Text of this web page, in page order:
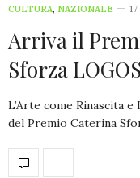
CULTURA, NAZIONALE
Arriva il
Sforza
L’Arte come Rinascita
del Premio Caterina